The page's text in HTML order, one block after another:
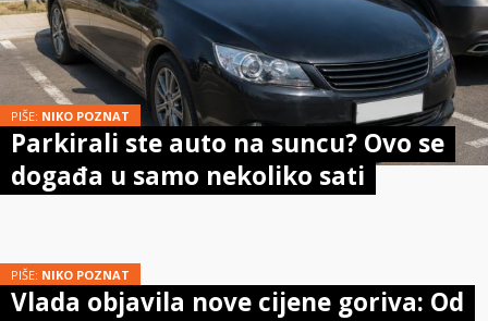
PIŠE: NIKO POZNAT
Parkirali ste auto na suncu? Ovo se
događa u samo nekoliko sati
PIŠE: NIKO POZNAT
Vlada objavila nove cijene goriva: Od